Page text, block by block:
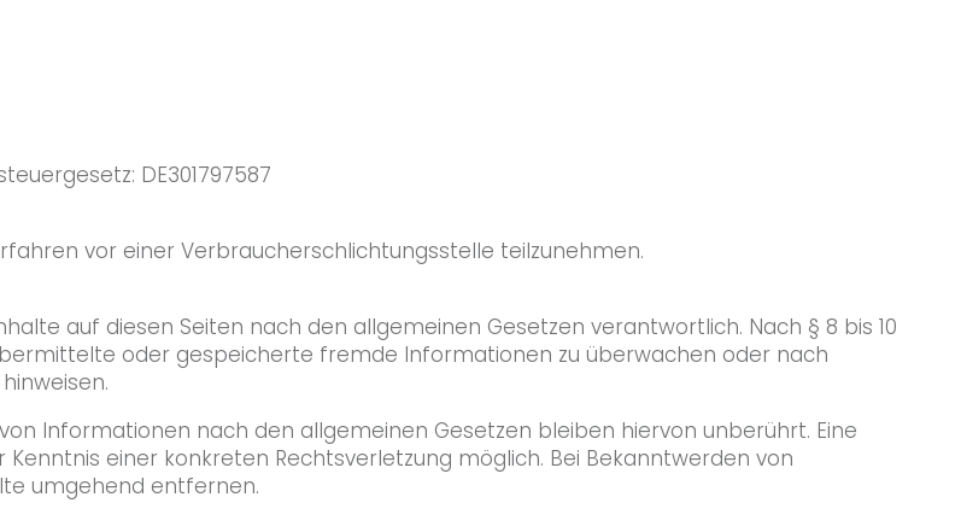
DE301797587
vor einer Verbraucherschlichtungsstelle teilzunehmen.
auf diesen Seiten nach den allgemeinen Gesetzen verantwortlich. Nach § 8 bis 10
oder gespeicherte fremde Informationen zu überwachen oder nach
Informationen nach den allgemeinen Gesetzen bleiben hiervon unberührt. Eine
einer konkreten Rechtsverletzung möglich. Bei Bekanntwerden von
umgehend entfernen.